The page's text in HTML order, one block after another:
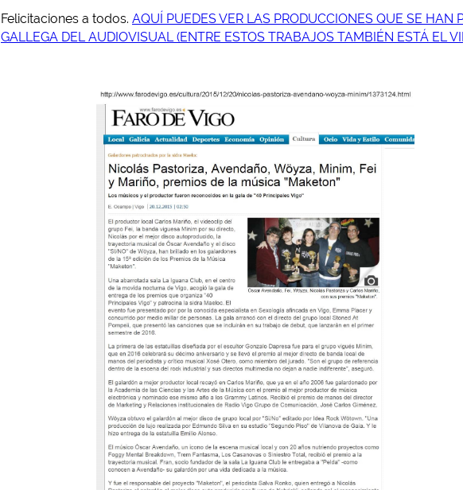
Felicitaciones a todos. AQUÍ PUEDES VER LAS PRODUCCIONES QUE SE HAN
GALLEGA DEL AUDIOVISUAL (ENTRE ESTOS TRABAJOS TAMBIÉN ESTÁ EL